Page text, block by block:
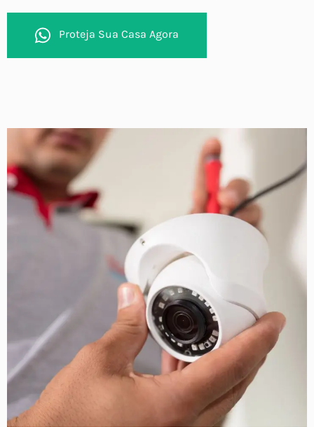
Proteja Sua Casa Agora